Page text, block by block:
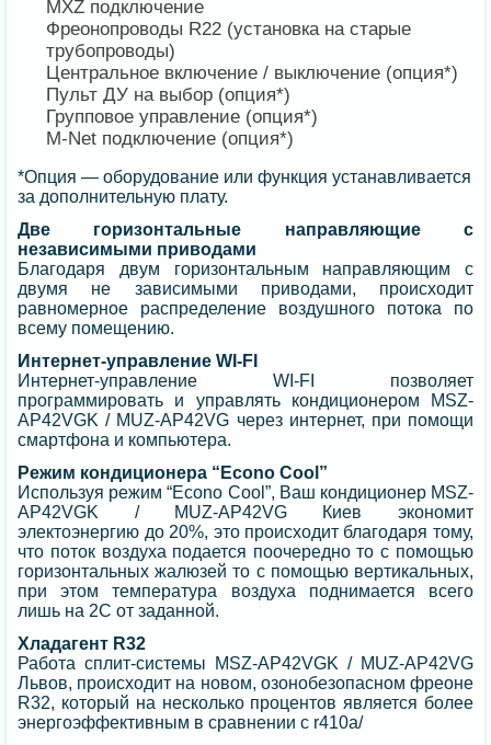
MXZ подключение
Фреонопроводы R22 (установка на старые
трубопроводы)
Центральное включение / выключение (опция*)
Пульт ДУ на выбор (опция*)
Групповое управление (опция*)
M-Net подключение (опция*)
*Опция — оборудование или функция устанавливается
за дополнительную плату.
Две горизонтальные направляющие с
независимыми приводами
Благодаря двум горизонтальным направляющим с
двумя не зависимыми приводами, происходит
равномерное распределение воздушного потока по
всему помещению.
Интернет-управление WI-FI
Интернет-управление WI-FI позволяет
программировать и управлять кондиционером MSZ-
AP42VGK / MUZ-AP42VG через интернет, при помощи
смартфона и компьютера.
Режим кондиционера “Econo Cool”
Используя режим “Econo Cool”, Ваш кондиционер MSZ-
AP42VGK / MUZ-AP42VG Киев экономит
электоэнергию до 20%, это происходит благодаря тому,
что поток воздуха подается поочередно то с помощью
горизонтальных жалюзей то с помощью вертикальных,
при этом температура воздуха поднимается всего
лишь на 2С от заданной.
Хладагент R32
Работа сплит-системы MSZ-AP42VGK / MUZ-AP42VG
Львов, происходит на новом, озонобезопасном фреоне
R32, который на несколько процентов является более
энергоэффективным в сравнении с r410a/